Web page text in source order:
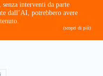
interventi da parte
dall’AI, potrebbero avere
(scopri di più)